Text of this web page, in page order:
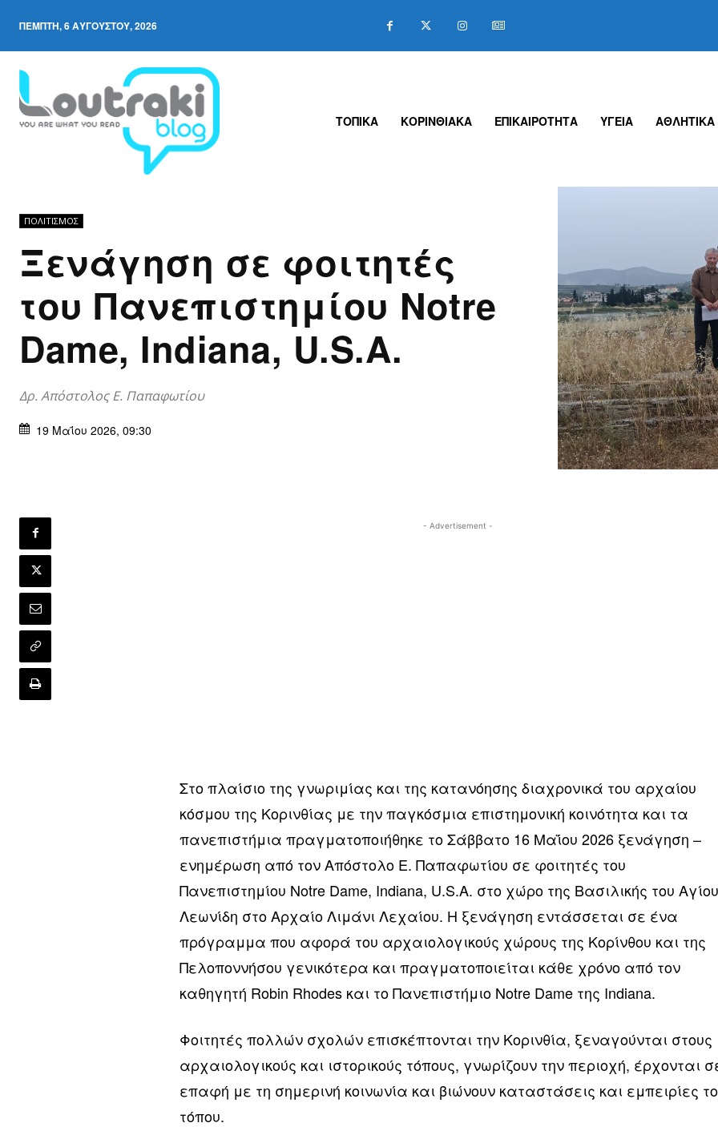
ΠΈΜΠΤΗ, 6 ΑΥΓΟΎΣΤΟΥ, 2026
ΤΟΠΙΚΑ ΚΟΡΙΝΘΙΑΚΑ ΕΠΙΚΑΙΡΟΤΗΤΑ ΥΓΕΙΑ ΑΘΛΗΤΙΚΑ
ΠΟΛΙΤΙΣΜΟΣ
Ξενάγηση σε φοιτητές
του Πανεπιστημίου Notre
Dame, Indiana, U.S.A.
Δρ. Απόστολος Ε. Παπαφωτίου
19 Μαΐου 2026, 09:30
- Advertisement -
Στο πλαίσιο της γνωριμίας και της κατανόησης διαχρονικά του αρχαίου
κόσμου της Κορινθίας με την παγκόσμια επιστημονική κοινότητα και τα
πανεπιστήμια πραγματοποιήθηκε το Σάββατο 16 Μαΐου 2026 ξενάγηση –
ενημέρωση από τον Απόστολο Ε. Παπαφωτίου σε φοιτητές του
Πανεπιστημίου Notre Dame, Indiana, U.S.A. στο χώρο της Βασιλικής του
Λεωνίδη στο Αρχαίο Λιμάνι Λεχαίου. Η ξενάγηση εντάσσεται σε ένα
πρόγραμμα που αφορά του αρχαιολογικούς χώρους της Κορίνθου και της
Πελοποννήσου γενικότερα και πραγματοποιείται κάθε χρόνο από τον
καθηγητή Robin Rhodes και το Πανεπιστήμιο Notre Dame της Indiana.
Φοιτητές πολλών σχολών επισκέπτονται την Κορινθία, ξεναγούνται στους
αρχαιολογικούς και ιστορικούς τόπους, γνωρίζουν την περιοχή, έρχονται
επαφή με τη σημερινή κοινωνία και βιώνουν καταστάσεις και εμπειρίες
τόπου.